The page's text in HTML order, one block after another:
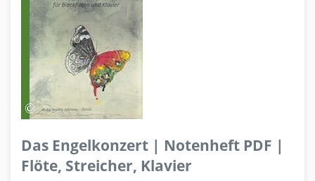
Das Engelkonzert | Notenheft PDF |
Flöte, Streicher, Klavier